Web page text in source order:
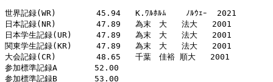
世界記録(WR)     　　45.94   K.ﾜﾙﾎﾙﾑ    ﾉﾙｳｪｰ  2021
日本記録(NR)     　　47.89   為末　大   法大   2001
日本学生記録(UR)     47.89   為末　大   法大   2001
関東学生記録(KR)     47.89   為末　大   法大   2001
大会記録(CR)    　　 48.65   千葉　佳裕 順大   2001
参加標準記録A     　 52.00